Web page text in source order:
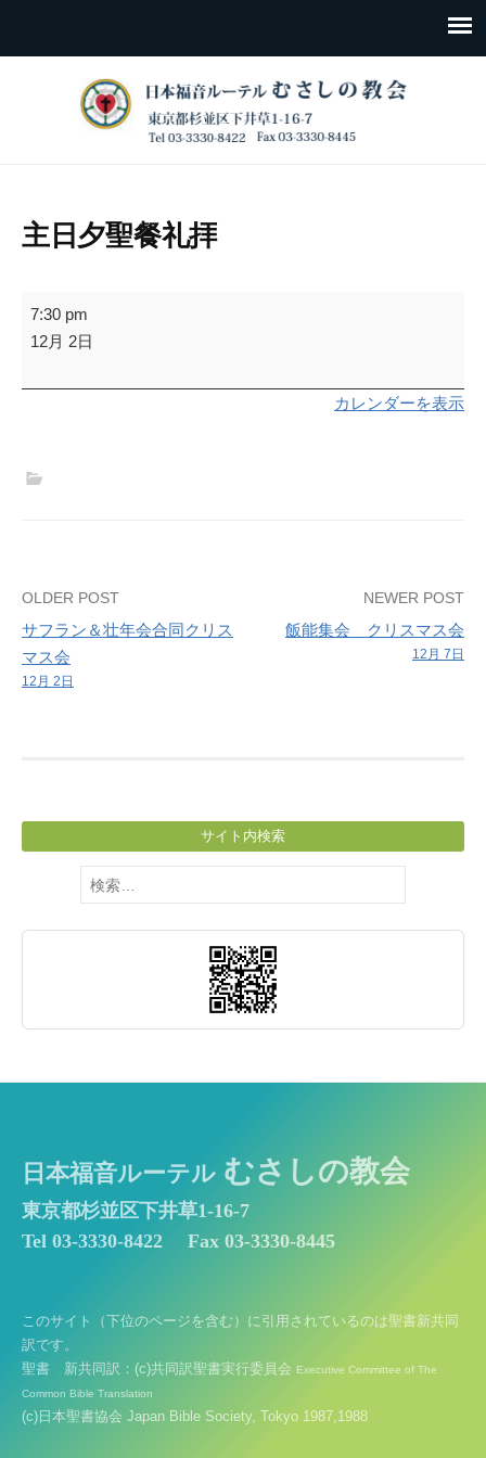
主日夕聖餐礼拝
主
日
聖
7:30 pm
12月 2日
カレンダーを表示
Post
navigation
OLDER POST
サフラン＆壮年会合同クリス
マス会
12月 2日
NEWER POST
飯能集会 クリスマス会
12月 7日
サイト内検索
検
索:
日本福音ルーテル むさしの教会
東京都杉並区下井草1-16-7
Tel 03-3330-8422
Fax 03-3330-8445
このサイト（下位のページを含む）に引用されているのは聖書新共同
訳です。
聖書 新共同訳：(c)共同訳聖書実行委員会 Executive Committee of The
Common Bible Translation
(c)日本聖書協会 Japan Bible Society, Tokyo 1987,1988